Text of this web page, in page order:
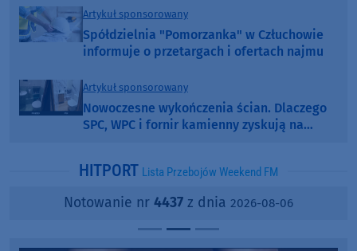
Artykuł sponsorowany
Spółdzielnia "Pomorzanka" w Człuchowie
informuje o przetargach i ofertach najmu
Artykuł sponsorowany
Nowoczesne wykończenia ścian. Dlaczego
SPC, WPC i fornir kamienny zyskują na
HITPORT Lista Przebojów Weekend FM
Notowanie nr 4437 z dnia 2026-08-06